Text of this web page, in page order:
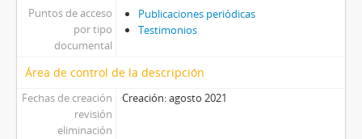
Puntos de acceso
por tipo
documental
Publicaciones periódicas
Testimonios
Área de control de la descripción
Fechas de creación
revisión
eliminación
Creación: agosto 2021